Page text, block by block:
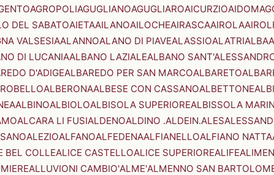
AGROPOLIAGUGLIANOAGUGLIAROAICURZIO
DEL SABATOAIETAAILANOAILOCHEAIRASCAAIROLA
VALSESIAALANNOALANO DI PIAVEALASSIOALATRIALBA
DI LUCANIAALBANO LAZIALEALBANO
D'ADIGEALBAREDO PER SAN MARCOALBARETO
ALBERONAALBESE CON CASSANOALBETTONEALBI
ALBINOALBIOLOALBISOLA SUPERIOREALBISSOLA
ALCARA LI FUSIALDENOALDINO .ALDEIN.ALES
ALEZIOALFANOALFEDENAALFIANELLOALFIANO NATTA
BEL COLLEALICE CASTELLOALICE SUPERIOREALIFE
ALLUVIONI CAMBIO'ALME'ALMENNO SAN